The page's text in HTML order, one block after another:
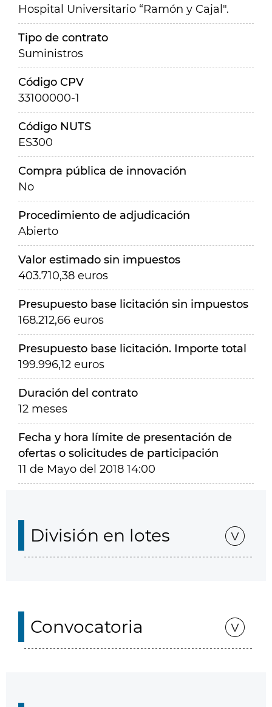
Hospital Universitario “Ramón y Cajal".
Tipo de contrato
Suministros
Código CPV
33100000-1
Código NUTS
ES300
Compra pública de innovación
No
Procedimiento de adjudicación
Abierto
Valor estimado sin impuestos
403.710,38 euros
Presupuesto base licitación sin impuestos
168.212,66 euros
Presupuesto base licitación. Importe total
199.996,12 euros
Duración del contrato
12 meses
Fecha y hora límite de presentación de
ofertas o solicitudes de participación
11 de Mayo del 2018 14:00
División en lotes
Convocatoria